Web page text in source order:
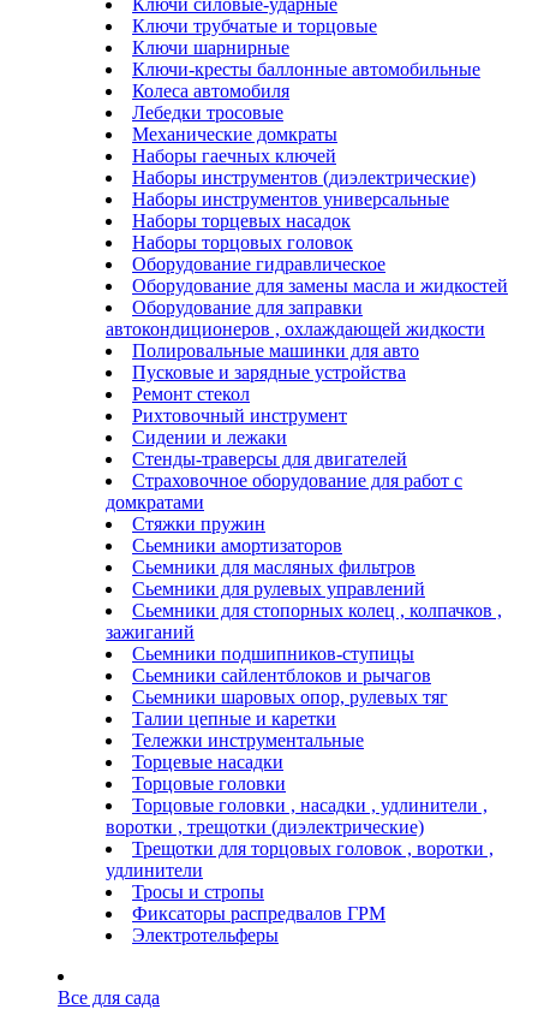
Ключи силовые-ударные
Ключи трубчатые и торцовые
Ключи шарнирные
Ключи-кресты баллонные автомобильные
Колеса автомобиля
Лебедки тросовые
Механические домкраты
Наборы гаечных ключей
Наборы инструментов (диэлектрические)
Наборы инструментов универсальные
Наборы торцевых насадок
Наборы торцовых головок
Оборудование гидравлическое
Оборудование для замены масла и жидкостей
Оборудование для заправки
автокондиционеров , охлаждающей жидкости
Полировальные машинки для авто
Пусковые и зарядные устройства
Ремонт стекол
Рихтовочный инструмент
Сидении и лежаки
Стенды-траверсы для двигателей
Страховочное оборудование для работ с
домкратами
Стяжки пружин
Сьемники амортизаторов
Сьемники для масляных фильтров
Сьемники для рулевых управлений
Сьемники для стопорных колец , колпачков ,
зажиганий
Сьемники подшипников-ступицы
Сьемники сайлентблоков и рычагов
Сьемники шаровых опор, рулевых тяг
Талии цепные и каретки
Тележки инструментальные
Торцевые насадки
Торцовые головки
Торцовые головки , насадки , удлинители ,
воротки , трещотки (диэлектрические)
Трещотки для торцовых головок , воротки ,
удлинители
Тросы и стропы
Фиксаторы распредвалов ГРМ
Электротельферы
Все для сада